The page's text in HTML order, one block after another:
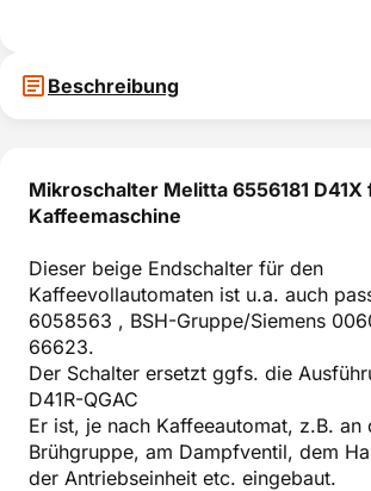
Beschreibung
Mikroschalter Melitta 6556181 D41X
Kaffeemaschine
Dieser beige Endschalter für den
Kaffeevollautomaten ist u.a. auch
6058563 , BSH-Gruppe/Siemens
66623.
Der Schalter ersetzt ggfs. die
D41R-QGAC
Er ist, je nach Kaffeeautomat, z.B. an
Brühgruppe, am Dampfventil, dem
der Antriebseinheit etc. eingebaut.